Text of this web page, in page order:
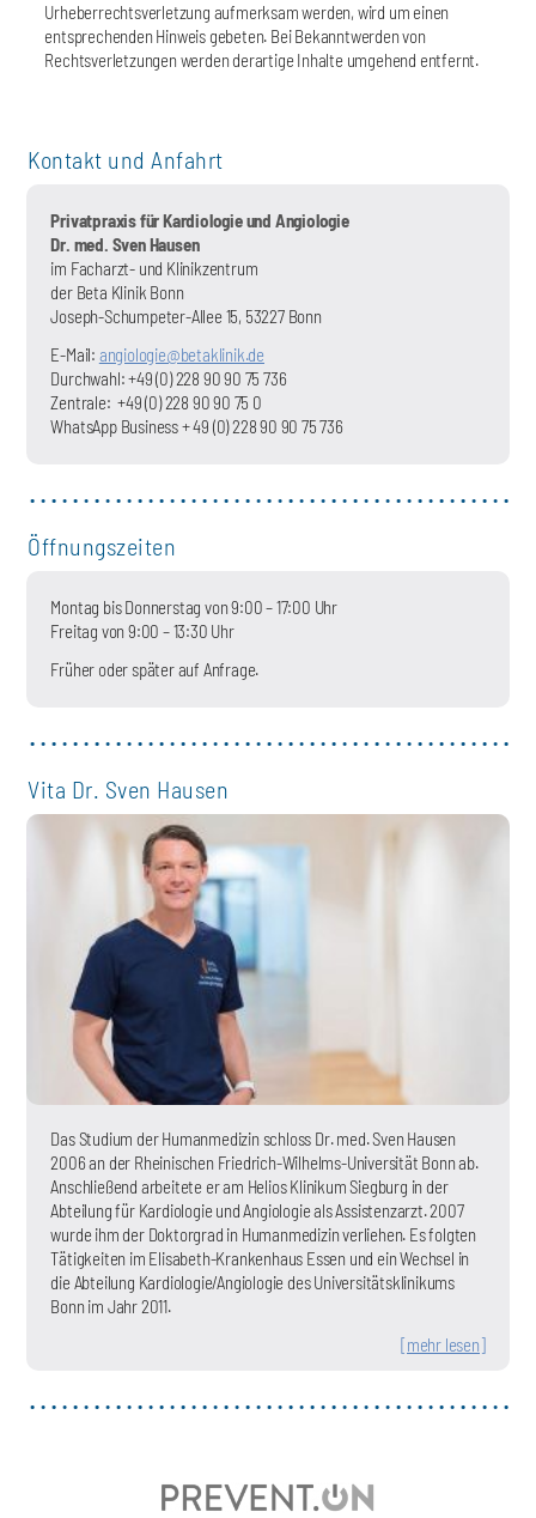
Urheberrechtsverletzung aufmerksam werden, wird um einen
entsprechenden Hinweis gebeten. Bei Bekanntwerden von
Rechtsverletzungen werden derartige Inhalte umgehend entfernt.
Kontakt und Anfahrt
Privatpraxis für Kardiologie und Angiologie
Dr. med. Sven Hausen
im Facharzt- und Klinikzentrum
der Beta Klinik Bonn
Joseph-Schumpeter-Allee 15, 53227 Bonn
E-Mail: angiologie@betaklinik.de
Durchwahl: +49 (0) 228 90 90 75 736
Zentrale: +49 (0) 228 90 90 75 0
WhatsApp Business + 49 (0) 228 90 90 75 736
Öffnungszeiten
Montag bis Donnerstag von 9:00 – 17:00 Uhr
Freitag von 9:00 – 13:30 Uhr
Früher oder später auf Anfrage.
Vita Dr. Sven Hausen
Das Studium der Humanmedizin schloss Dr. med. Sven Hausen
2006 an der Rheinischen Friedrich-Wilhelms-Universität Bonn ab.
Anschließend arbeitete er am Helios Klinikum Siegburg in der
Abteilung für Kardiologie und Angiologie als Assistenzarzt. 2007
wurde ihm der Doktorgrad in Humanmedizin verliehen. Es folgten
Tätigkeiten im Elisabeth-Krankenhaus Essen und ein Wechsel in
die Abteilung Kardiologie/Angiologie des Universitätsklinikums
Bonn im Jahr 2011.
[mehr lesen]